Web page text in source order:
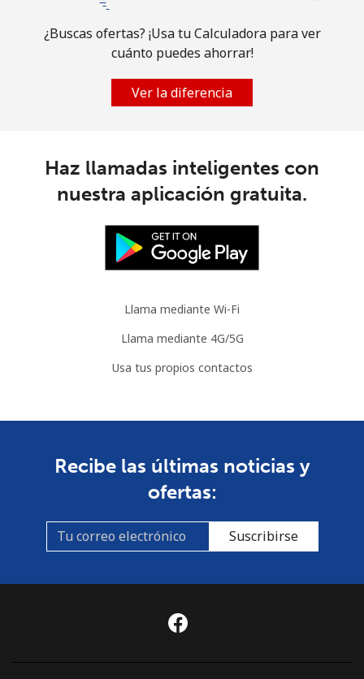
¿Buscas ofertas? ¡Usa tu Calculadora para ver
cuánto puedes ahorrar!
Ver la diferencia
Haz llamadas inteligentes con
nuestra aplicación gratuita.
Llama mediante Wi-Fi
Llama mediante 4G/5G
Usa tus propios contactos
Recibe las últimas noticias y
ofertas:
Suscribirse